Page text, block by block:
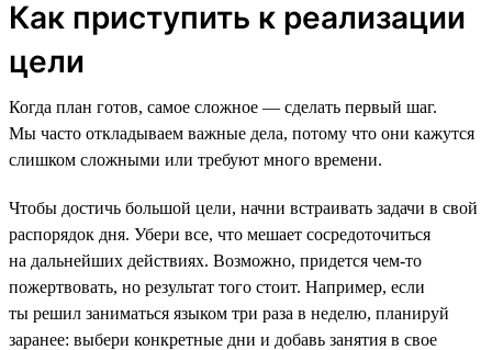
Как приступить к реализации
цели
Когда план готов, самое сложное — сделать первый шаг.
Мы часто откладываем важные дела, потому что они кажутся
слишком сложными или требуют много времени.
Чтобы достичь большой цели, начни встраивать задачи в свой
распорядок дня. Убери все, что мешает сосредоточиться
на дальнейших действиях. Возможно, придется чем-то
пожертвовать, но результат того стоит. Например, если
ты решил заниматься языком три раза в неделю, планируй
заранее: выбери конкретные дни и добавь занятия в свое